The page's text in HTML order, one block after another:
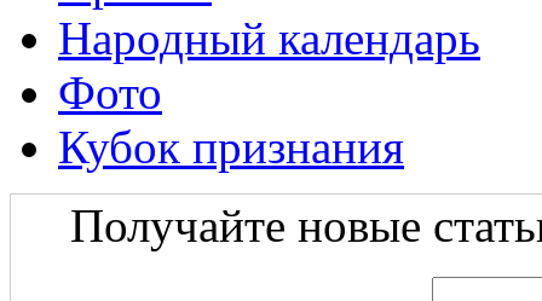
Народный календарь
Фото
Кубок признания
Получайте новые